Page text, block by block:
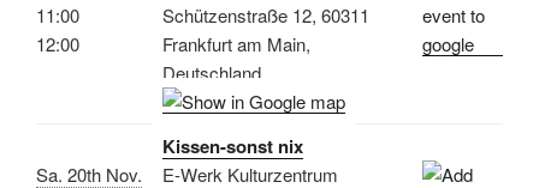
11:00
12:00
Schützenstraße 12, 60311
Frankfurt am Main,
Deutschland
Sa. 20th Nov.
Kissen-sonst nix
E-Werk Kulturzentrum